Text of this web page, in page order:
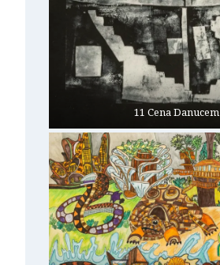
11 Cena Danucem